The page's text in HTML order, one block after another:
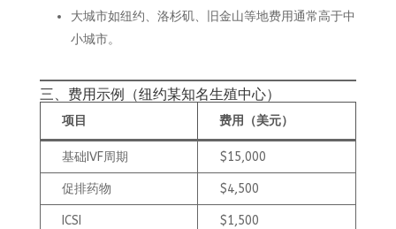
大城市如纽约、洛杉矶、旧金山等地费用通常高于中
小城市。
三、费用示例（纽约某知名生殖中心）
项目 费用（美元）
基础IVF周期 $15,000
促排药物 $4,500
ICSI $1,500